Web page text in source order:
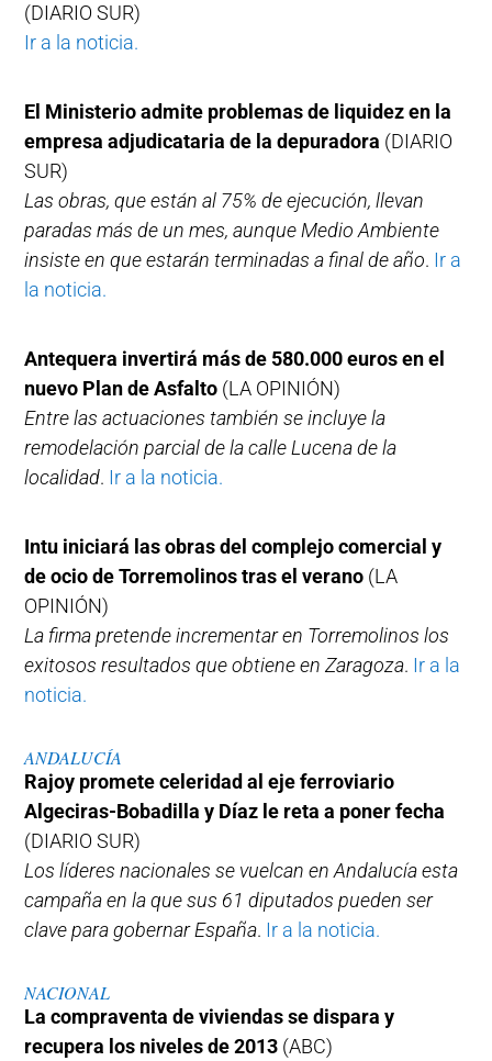
(DIARIO SUR)
Ir a la noticia.
El Ministerio admite problemas de liquidez en la
empresa adjudicataria de la depuradora (DIARIO
SUR)
Las obras, que están al 75% de ejecución, llevan
paradas más de un mes, aunque Medio Ambiente
insiste en que estarán terminadas a final de año. Ir a
la noticia.
Antequera invertirá más de 580.000 euros en el
nuevo Plan de Asfalto (LA OPINIÓN)
Entre las actuaciones también se incluye la
remodelación parcial de la calle Lucena de la
localidad. Ir a la noticia.
Intu iniciará las obras del complejo comercial y
de ocio de Torremolinos tras el verano (LA
OPINIÓN)
La firma pretende incrementar en Torremolinos los
exitosos resultados que obtiene en Zaragoza. Ir a la
noticia.
ANDALUCÍA
Rajoy promete celeridad al eje ferroviario
Algeciras-Bobadilla y Díaz le reta a poner fecha
(DIARIO SUR)
Los líderes nacionales se vuelcan en Andalucía esta
campaña en la que sus 61 diputados pueden ser
clave para gobernar España. Ir a la noticia.
NACIONAL
La compraventa de viviendas se dispara y
recupera los niveles de 2013 (ABC)